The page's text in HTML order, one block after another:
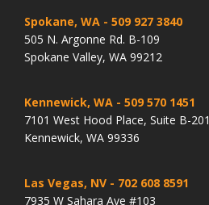
Spokane, WA - 509 927 3840
505 N. Argonne Rd. B-109
Spokane Valley, WA 99212
Kennewick, WA - 509 570 1451
7101 West Hood Place, Suite B-201
Kennewick, WA 99336
Las Vegas, NV - 702 608 8591
7935 W Sahara Ave #103